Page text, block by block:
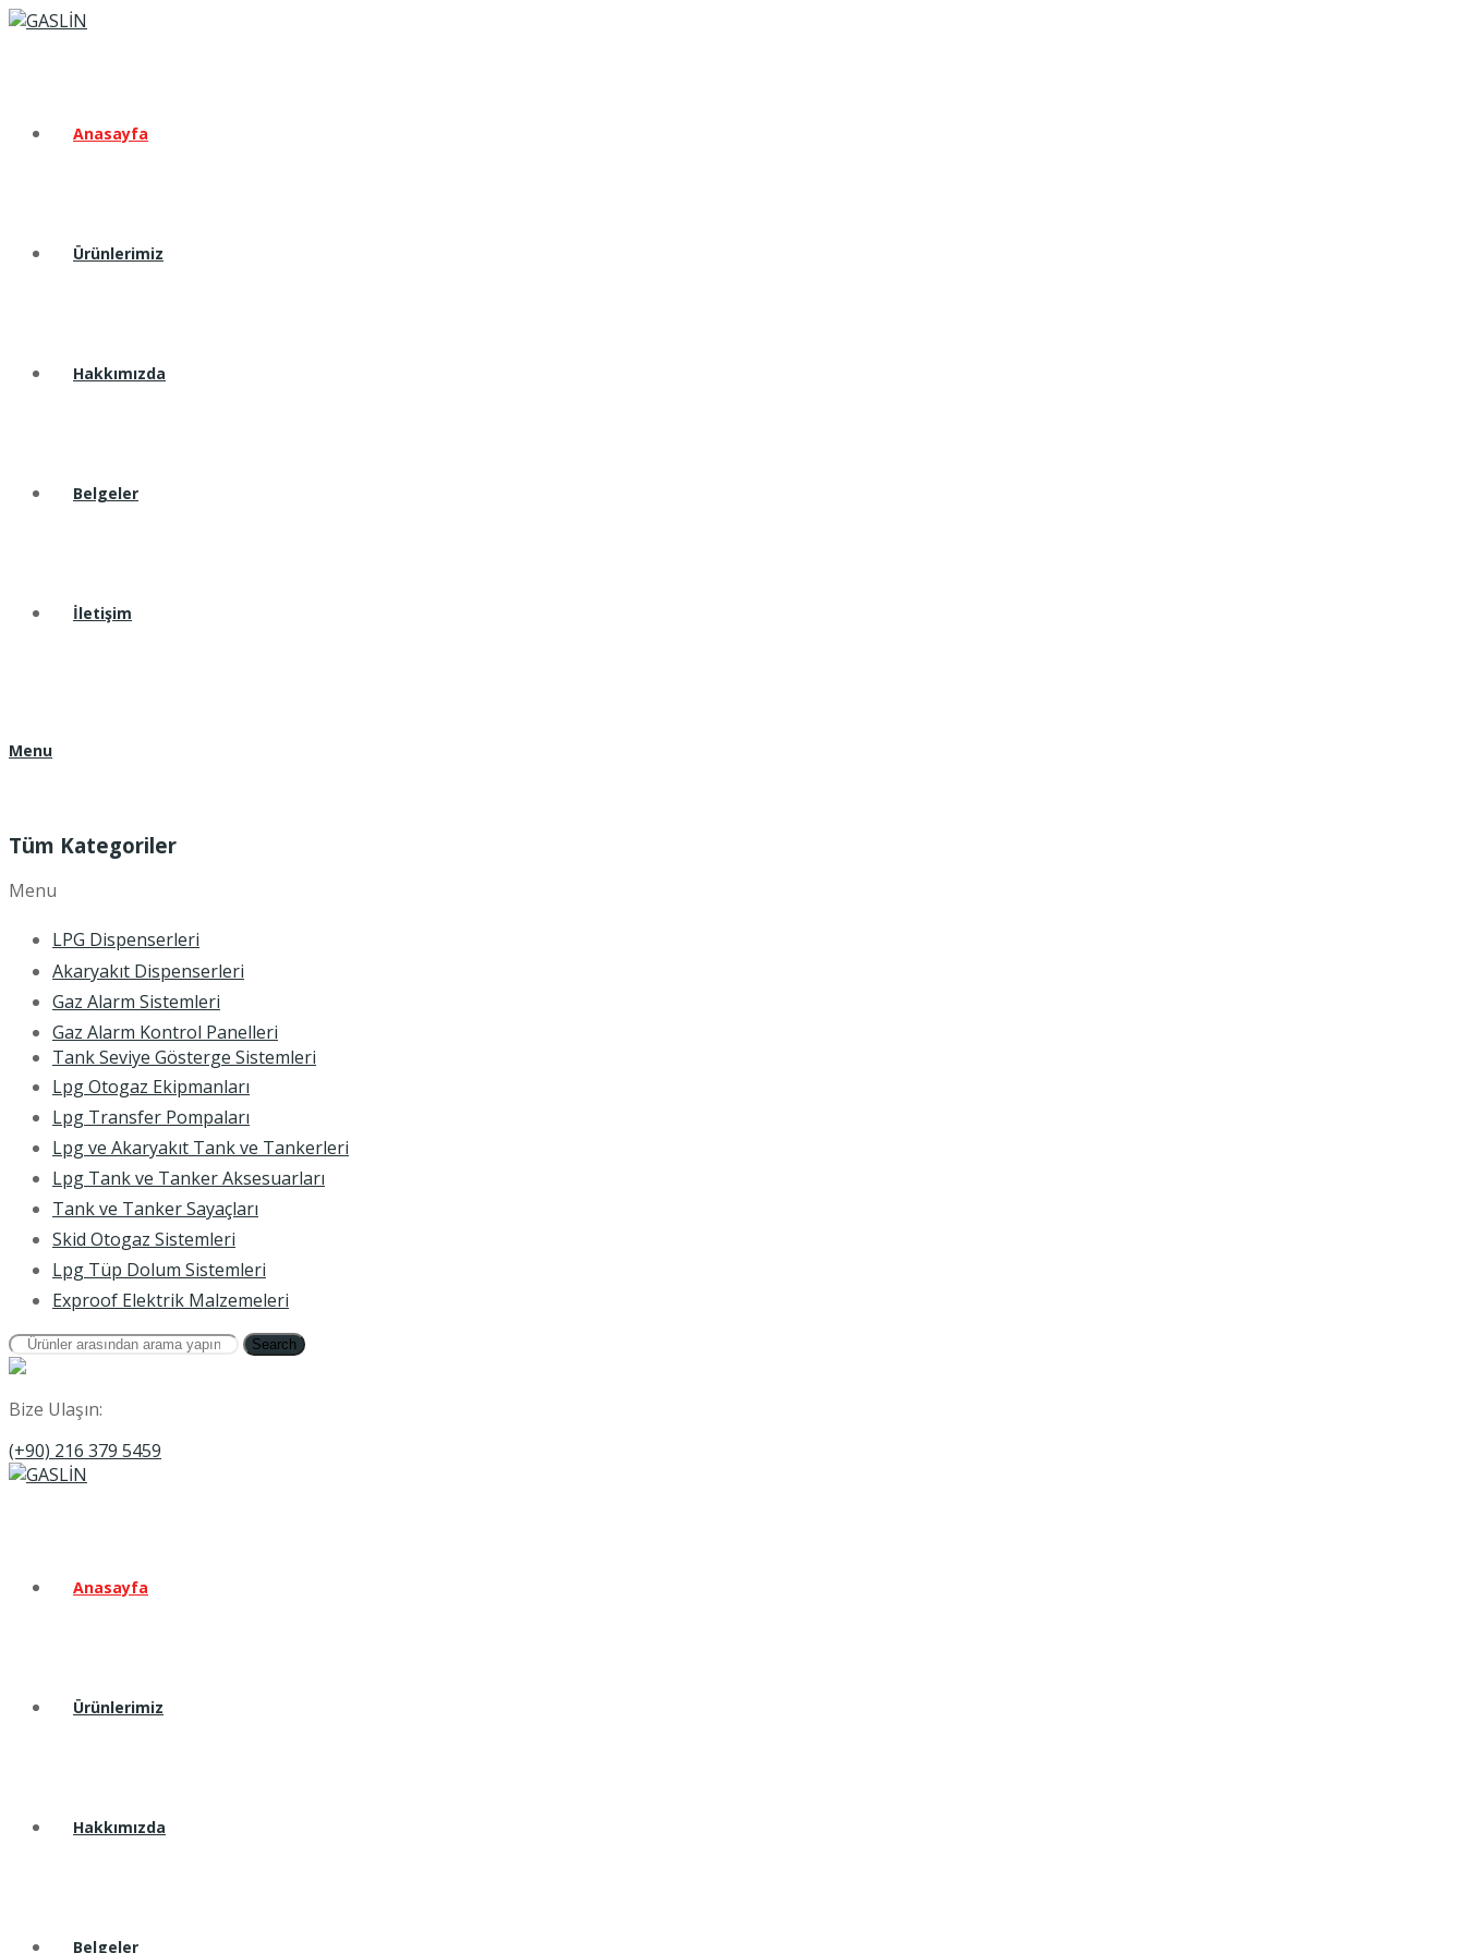
Anasayfa
Ürünlerimiz
Hakkımızda
Belgeler
İletişim
Menu
Tüm Kategoriler
Menu
LPG Dispenserleri
Akaryakıt Dispenserleri
Gaz Alarm Sistemleri
Gaz Alarm Kontrol Panelleri
Tank Seviye Gösterge Sistemleri
Lpg Otogaz Ekipmanları
Lpg Transfer Pompaları
Lpg ve Akaryakıt Tank ve Tankerleri
Lpg Tank ve Tanker Aksesuarları
Tank ve Tanker Sayaçları
Skid Otogaz Sistemleri
Lpg Tüp Dolum Sistemleri
Exproof Elektrik Malzemeleri
Search
Bize Ulaşın:
(+90) 216 379 5459
Anasayfa
Ürünlerimiz
Hakkımızda
Belgeler